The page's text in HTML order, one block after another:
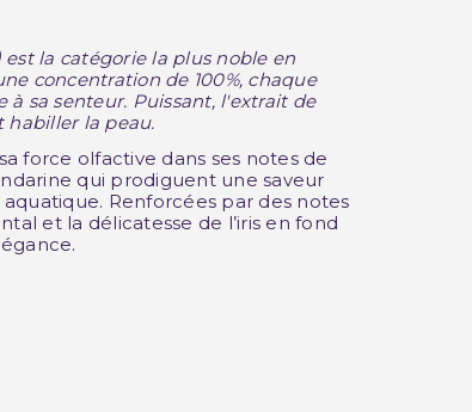
la catégorie la plus noble en
concentration de 100%, chaque
à sa senteur. Puissant, l'extrait de
la peau.
force olfactive dans ses notes de
qui prodiguent une saveur
Renforcées par des notes
et la délicatesse de l’iris en fond